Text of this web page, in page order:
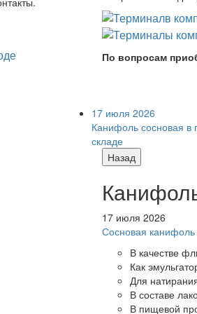
По вопросам
17 июля 2026
Канифоль сосновая в
складе
Назад
17 июля 2026
Сосновая канифоль
В качестве
Как
Для
В составе
В пищевой